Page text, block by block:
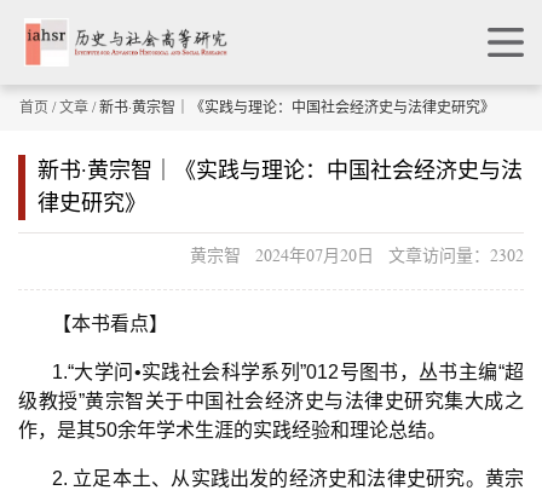
首页 /文章 / 新书·黄宗智｜《实践与理论：中国社会经济史与法律史研究》
新书·黄宗智｜《实践与理论：中国社会经济史与法
律史研究》
黄宗智 2024年07月20日 文章访问量：2302
【本书看点】
1.“大学问 •实践社会科学系列”012号图书，丛书主编“超
级教授”黄宗智关于中国社会经济史与法律史研究集大成之
作，是其50余年学术生涯的实践经验和理论总结。
2. 立足本土、从实践出发的经济史和法律史研究。黄宗